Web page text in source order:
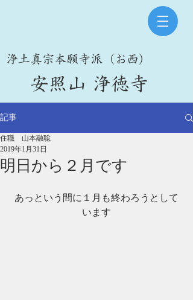
​浄土真宗本願寺派（お西）
​安照山 浄徳寺
記事
明日から２月です
住職 山本融聡
2019年1月31日
あっという間に１月も終わろうとして
います